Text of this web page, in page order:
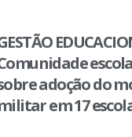
adoção do
em 17